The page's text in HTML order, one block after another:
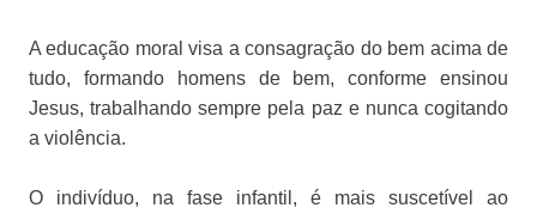
A educação moral visa a consagração do bem acima de
tudo, formando homens de bem, conforme ensinou
Jesus, trabalhando sempre pela paz e nunca cogitando
a violência.
O indivíduo, na fase infantil, é mais suscetível ao